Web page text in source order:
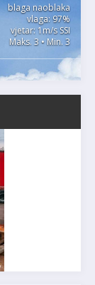
blaga naoblaka
vlaga: 97%
vjetar: 1m/s SSI
Maks. 3 • Min. 3